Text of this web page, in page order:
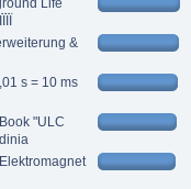
Life
&
s = 10 ms
"ULC